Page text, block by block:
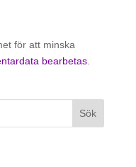
för att minska
bearbetas.